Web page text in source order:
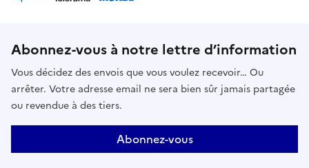
Abonnez-vous à notre lettre d’information
Vous décidez des envois que vous voulez recevoir… Ou
arrêter. Votre adresse email ne sera bien sûr jamais partagée
ou revendue à des tiers.
Abonnez-vous